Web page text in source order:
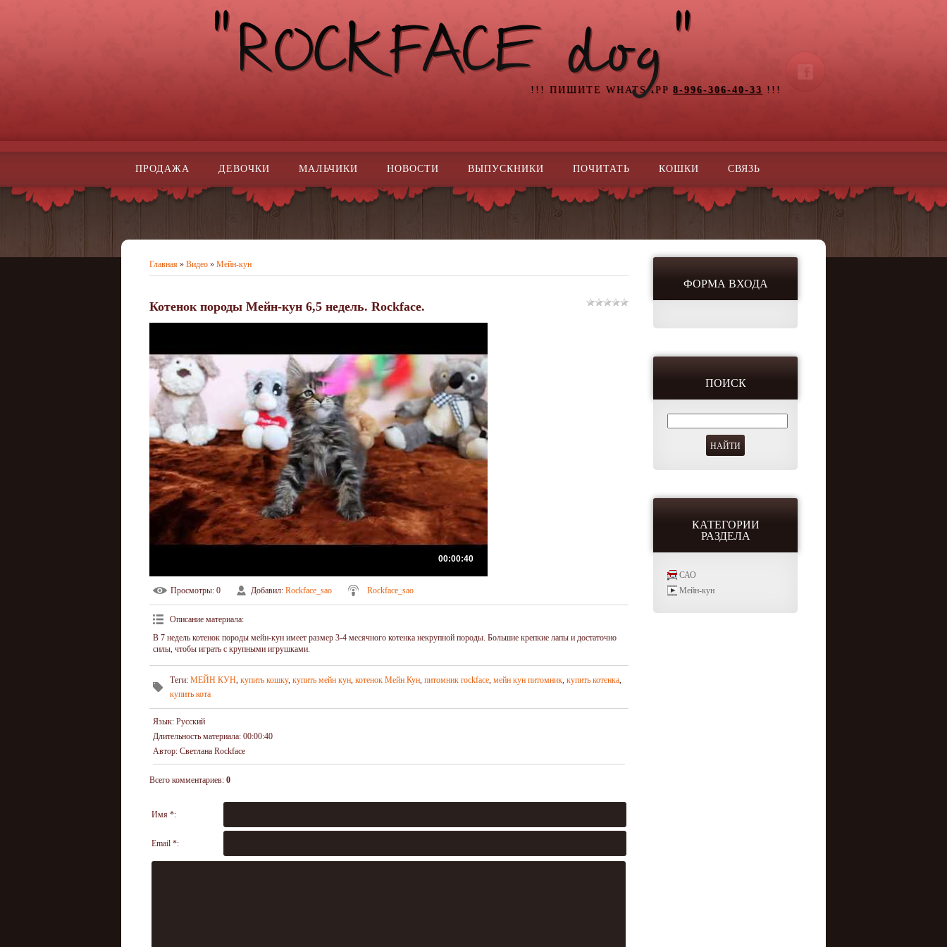
!!! ПИШИТЕ WHATSAPP 8-996-306-40-33 !!!
ПРОДАЖА ДЕВОЧКИ МАЛЬЧИКИ НОВОСТИ ВЫПУСКНИКИ ПОЧИТАТЬ КОШКИ СВЯЗЬ
Главная » Видео » Мейн-кун
Котенок породы Мейн-кун 6,5 недель. Rockface.
00:00:40
Просмотры: 0 Добавил: Rockface_sao Rockface_sao
Описание материала:
В 7 недель котенок породы мейн-кун имеет размер 3-4 месячного котенка некрупной породы. Большие крепкие лапы и достаточно
силы, чтобы играть с крупными игрушками.
Теги: МЕЙН КУН, купить кошку, купить мейн кун, котенок Мейн Кун, питомник rockface, мейн кун питомник, купить котенка,
купить кота
Язык: Русский
Длительность материала: 00:00:40
Автор: Светлана Rockface
Всего комментариев: 0
Имя *:
Email *:
ФОРМА ВХОДА
ПОИСК
КАТЕГОРИИ
РАЗДЕЛА
САО
Мейн-кун